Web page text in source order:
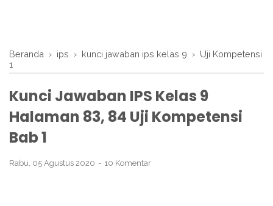
Beranda › ips › kunci jawaban ips kelas 9 › Uji Kompetensi
1
Kunci Jawaban IPS Kelas 9
Halaman 83, 84 Uji Kompetensi
Bab 1
Rabu, 05 Agustus 2020 10 Komentar